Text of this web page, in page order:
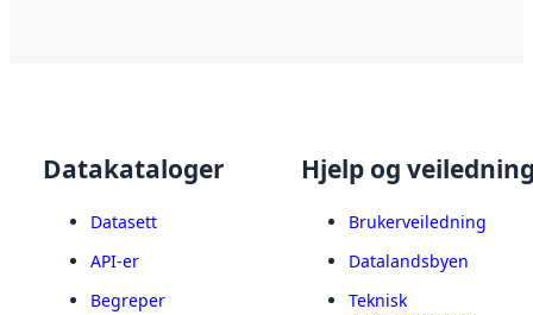
Datakataloger
Datasett
API-er
Begreper
Hjelp og
Brukerveiledning
Datalandsbyen
Teknisk